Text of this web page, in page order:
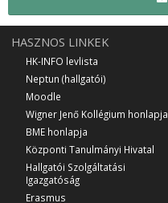
HASZNOS LINKEK
HK-INFO levlista
Neptun (hallgatói)
Moodle
Wigner Jenő Kollégium honlapja
BME honlapja
Központi Tanulmányi Hivatal
Hallgatói Szolgáltatási
Igazgatóság
Erasmus